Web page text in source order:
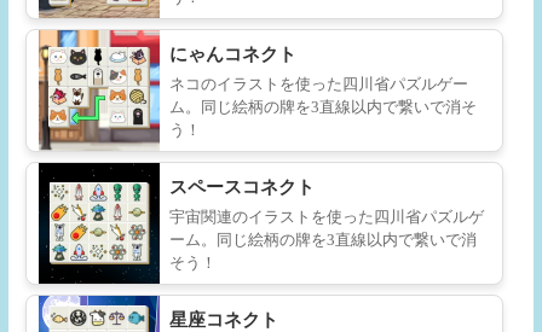
にゃんコネクト
ネコのイラストを使った四川省パズルゲー
ム。同じ絵柄の牌を3直線以内で繋いで消そ
う！
スペースコネクト
宇宙関連のイラストを使った四川省パズルゲ
ーム。同じ絵柄の牌を3直線以内で繋いで消
そう！
星座コネクト